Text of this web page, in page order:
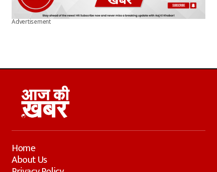
Advertisement
Home
About Us